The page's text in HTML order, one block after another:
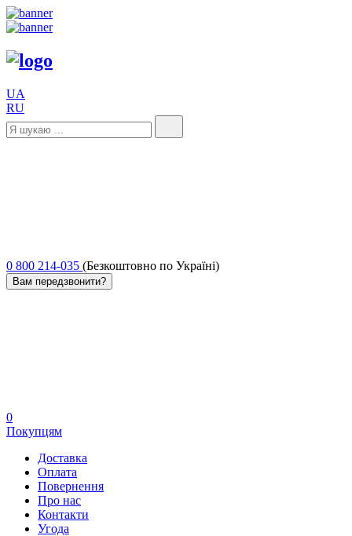
UA
RU
0 800 214-035 (Безкоштовно по Україні)
Вам передзвонити?
0
Покупцям
Доставка
Оплата
Повернення
Про нас
Контакти
Угода